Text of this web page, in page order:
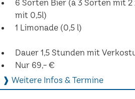
6 Sorten Bier (à 3 Sorten mit 2
mit 0,5l)
1 Limonade (0,5 l)
Dauer 1,5 Stunden mit
Nur 69,- €
❱ Weitere Infos & Termine